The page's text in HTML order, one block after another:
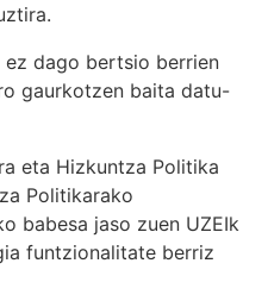
ez dago bertsio berrien
gaurkotzen baita datu-
eta Hizkuntza Politika
Politikarako
babesa jaso zuen UZEIk
funtzionalitate berriz